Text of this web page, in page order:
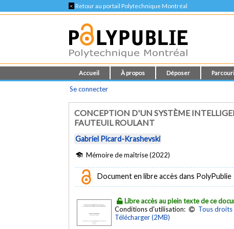
< Retour au portail Polytechnique Montréal
Accueil À propos Déposer
Se connecter
CONCEPTION D'UN SYSTÈME
FAUTEUIL ROULANT
Gabriel Picard-Krashevski
Mémoire de maîtrise (2022)
Document en libre accès dans PolyPublie
Libre accès au plein texte de ce
Conditions d'utilisation:
Tous droits
Télécharger (2MB)